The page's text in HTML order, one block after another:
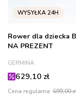
Rower dla dziecka
NA PREZENT
PRODUCENT
GERMINA
Cena promocyjna
629,10 zł
Cena regularna: 699,00